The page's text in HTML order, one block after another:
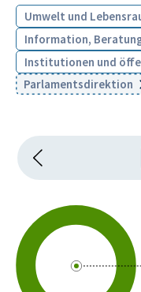
Umwelt und
Information,
Institutionen und
Parlamentsdirektion